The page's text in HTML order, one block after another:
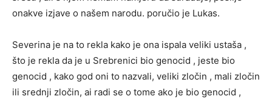
onakve izjave o našem narodu. poručio je Lukas.
Severina je na to rekla kako je ona ispala veliki ustaša ,
što je rekla da je u Srebrenici bio genocid , jeste bio
genocid , kako god oni to nazvali, veliki zločin , mali zločin
ili srednji zločin, ai radi se o tome ako je bio genocid ,